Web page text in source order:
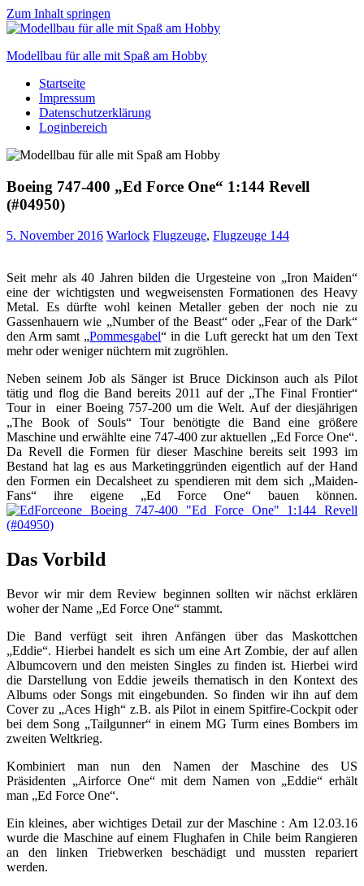
Zum Inhalt springen
Modellbau für alle mit Spaß am Hobby
Scale
modelling
to
Startseite
Impressum
Datenschutzerklärung
Loginbereich
Boeing 747-400 „Ed Force One“ 1:144 Revell
(#04950)
5. November 2016 Warlock Flugzeuge, Flugzeuge 144
Seit mehr als 40 Jahren bilden die Urgesteine von „Iron Maiden“
eine der wichtigsten undwegweisensten Formationen des Heavy
Metal. Es dürfte wohl keinen Metaller geben der noch nie zu
Gassenhauern wie „Number of the Beast“ oder „Fear of the Dark“
den Arm samt „Pommesgabel“ in die Luft gereckt hat um den Text
mehr oder weniger nüchtern mit zugröhlen.
Neben seinem Job als Sänger ist Bruce Dickinson auch als Pilot
tätig und flog die Band bereits 2011 auf der „The Final Frontier“
Tour in einer Boeing 757-200 um die Welt. Auf der diesjährigen
„The Book of Souls“ Tour benötigte die Band eine größere
Maschine und erwählte eine 747-400 zur aktuellen „Ed Force One“.
Da Revell die Formen für dieser Maschine bereits seit 1993 im
Bestand hat lag es aus Marketinggründen eigentlich auf der Hand
den Formen ein Decalsheet zu spendieren mit dem sich „Maiden-
Fans“ ihre eigene „Ed Force One“ bauen können.
Das Vorbild
Bevor wir mir dem Review beginnen sollten wir nächst erklären
woher der Name „Ed Force One“ stammt.
Die Band verfügt seit ihren Anfängen über das Maskottchen
„Eddie“. Hierbei handelt es sich um eine Art Zombie, der auf allen
Albumcovern und den meisten Singles zu finden ist. Hierbei wird
die Darstellung von Eddie jeweils thematisch in den Kontext des
Albums oder Songs mit eingebunden. So finden wir ihn auf dem
Cover zu „Aces High“ z.B. als Pilot in einem Spitfire-Cockpit oder
bei dem Song „Tailgunner“ in einem MG Turm eines Bombers im
zweiten Weltkrieg.
Kombiniert man nun den Namen der Maschine des US
Präsidenten „Airforce One“ mit dem Namen von „Eddie“ erhält
man „Ed Force One“.
Ein kleines, aber wichtiges Detail zur der Maschine : Am 12.03.16
wurde die Maschine auf einem Flughafen in Chile beim Rangieren
an den linken Triebwerken beschädigt und mussten repariert
werden.